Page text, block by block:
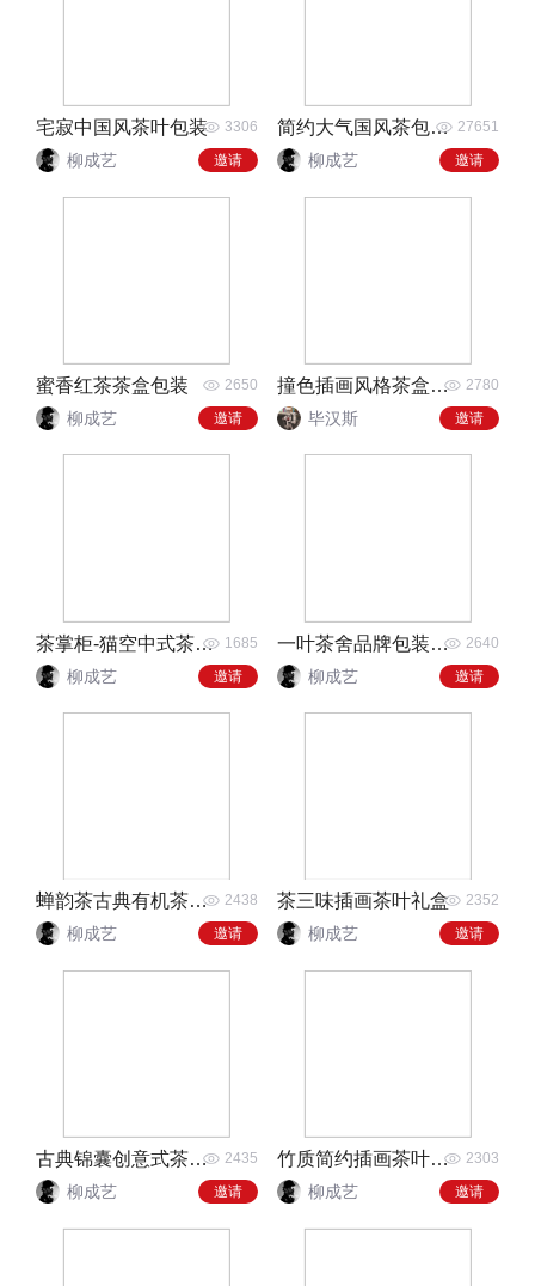
宅寂中国风茶叶包装 3306
柳成艺 邀请
简约大气国风茶包装设计 27651
柳成艺 邀请
蜜香红茶茶盒包装 2650
柳成艺 邀请
撞色插画风格茶盒包装 2780
毕汉斯 邀请
茶掌柜-猫空中式茶饮品牌设计 1685
柳成艺 邀请
一叶茶舍品牌包装全案 2640
柳成艺 邀请
蝉韵茶古典有机茶叶包装 2438
柳成艺 邀请
茶三味插画茶叶礼盒 2352
柳成艺 邀请
古典锦囊创意式茶叶包装 2435
柳成艺 邀请
竹质简约插画茶叶包装 2303
柳成艺 邀请